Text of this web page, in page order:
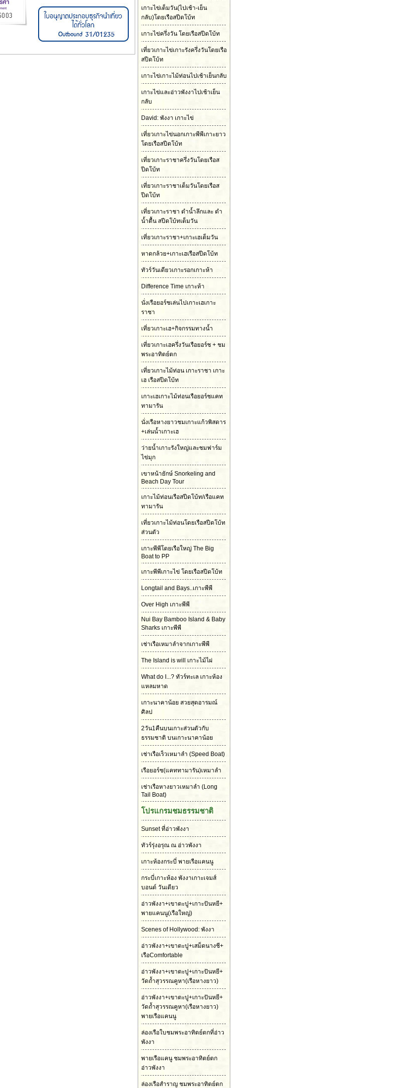
เกาะไข่เต็มวัน(ไปเช้า-เย็น
กลับ)โดยเรือสปีดโบ้ท
เกาะไข่ครึ่งวัน โดยเรือสปีดโบ้ท
เที่ยวเกาะไข่เกาะรังครึ่งวันโดยเรือ
สปีดโบ้ท
เกาะไข่เกาะไม้ท่อนไปเช้าเย็นกลับ
เกาะไข่และอ่าวพังงาไปเช้าเย็น
กลับ
David: พังงา เกาะไข่
เที่ยวเกาะไข่นอกเกาะพีพีเกาะยาว
โดยเรือสปีดโบ้ท
เที่ยวเกาะราชาครึ่งวันโดยเรือส
ปีดโบ้ท
เที่ยวเกาะราชาเต็มวันโดยเรือส
ปีดโบ้ท
เที่ยวเกาะราชา ดำน้ำลึกและ ดำ
น้ำตื้น สปีดโบ้ทเต็มวัน
เที่ยวเกาะราชา+เกาะเฮเต็มวัน
หาดกล้วย+เกาะเฮเรือสปีดโบ้ท
ทัวร์วันเดียวเกาะรอกเกาะห้า
Difference Time เกาะห้า
นั่งเรือยอร์ชเล่นไปเกาะเฮเกาะ
ราชา
เที่ยวเกาะเฮ+กิจกรรมทางน้ำ
เที่ยวเกาะเฮครึ่งวันเรือยอร์ช + ชม
พระอาทิตย์ตก
เที่ยวเกาะไม้ท่อน เกาะราชา เกาะ
เฮ เรือสปีดโบ้ท
เกาะเฮเกาะไม้ท่อนเรือยอร์ชแคท
ทามารัน
นั่งเรือหางยาวชมเกาะแก้วพิสดาร
+เล่นน้ำเกาะเฮ
ว่ายน้ำเกาะรังใหญ่และชมฟาร์ม
ไข่มุก
เขาหน้ายักษ์ Snorkeling and
Beach Day Tour
เกาะไม้ท่อนเรือสปีดโบ้ท/เรือแคท
ทามารัน
เที่ยวเกาะไม้ท่อนโดยเรือสปีดโบ้ท
ส่วนตัว
เกาะพีพีโดยเรือใหญ่ The Big
Boat to PP
เกาะพีพีเกาะไข่ โดยเรือสปีดโบ้ท
Longtail and Bays..เกาะพีพี
Over High เกาะพีพี
Nui Bay Bamboo Island & Baby
Sharks เกาะพีพี
เช่าเรือเหมาลำจากเกาะพีพี
The Island is will เกาะไม้ไผ่
What do I...? ทัวร์ทะเล เกาะห้อง
แหลมหาด
เกาะนาคาน้อย สวยสุดอารมณ์
ศิลป
2วัน1คืนบนเกาะส่วนตัวกับ
ธรรมชาติ บนเกาะนาคาน้อย
เช่าเรือเร็วเหมาลำ (Speed Boat)
เรือยอร์ช(แคททามารัน)เหมาลำ
เช่าเรือหางยาวเหมาลำ (Long
Tail Boat)
โปรแกรมชมธรรมชาติ
Sunset ที่อ่าวพังงา
ทัวร์รุ่งอรุณ ณ อ่าวพังงา
เกาะห้องกระบี่ พายเรือแคนนู
กระบี่เกาะห้อง พังงาเกาะเจมส์
บอนด์ วันเดียว
อ่าวพังงา+เขาตะปู+เกาะปันหยี+
พายแคนนู(เรือใหญ่)
Scenes of Hollywood: พังงา
อ่าวพังงา+เขาตะปู+เสม็ดนางชี+
เรือComfortable
อ่าวพังงา+เขาตะปู+เกาะปันหยี+
วัดถ้ำสุวรรณคูหา(เรือหางยาว)
อ่าวพังงา+เขาตะปู+เกาะปันหยี+
วัดถ้ำสุวรรณคูหา(เรือหางยาว)
พายเรือแคนนู
ล่องเรือใบชมพระอาทิตย์ตกที่อ่าว
พังงา
พายเรือแคนู ชมพระอาทิตย์ตก
อ่าวพังงา
ล่องเรือสำราญ ชมพระอาทิตย์ตก